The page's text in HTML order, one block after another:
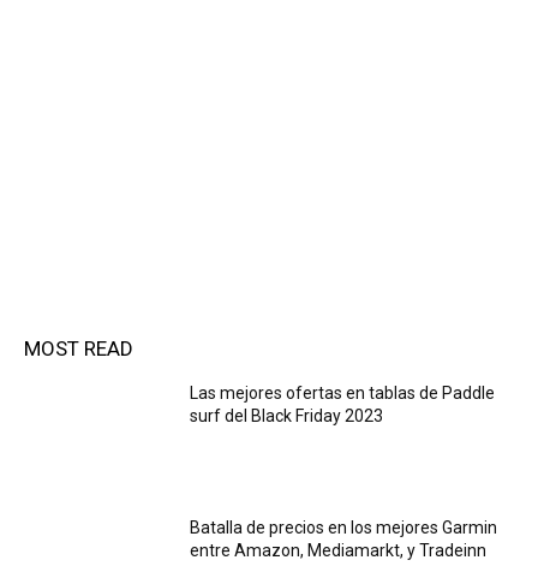
MOST READ
Las mejores ofertas en tablas de Paddle
surf del Black Friday 2023
Batalla de precios en los mejores Garmin
entre Amazon, Mediamarkt, y Tradeinn